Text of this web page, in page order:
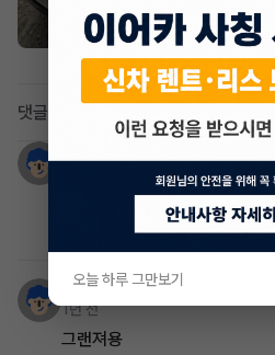
댓글 5
스포티지 nq5 하이브리드 시
션) 맞승계 보실까요?
최윤석
1년 전
그랜져용
오늘 하루 그만보기